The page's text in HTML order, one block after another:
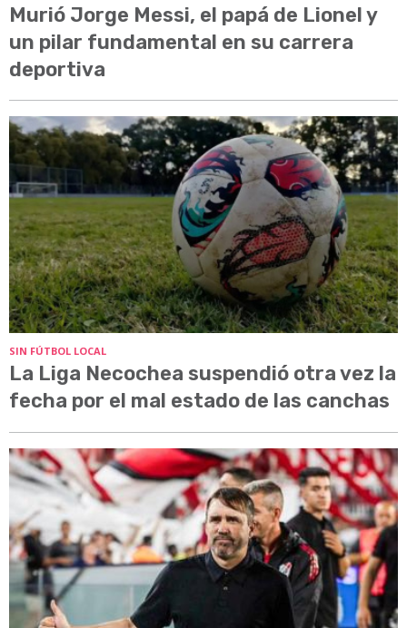
Murió Jorge Messi, el papá de Lionel y
un pilar fundamental en su carrera
deportiva
SIN FÚTBOL LOCAL
La Liga Necochea suspendió otra vez la
fecha por el mal estado de las canchas